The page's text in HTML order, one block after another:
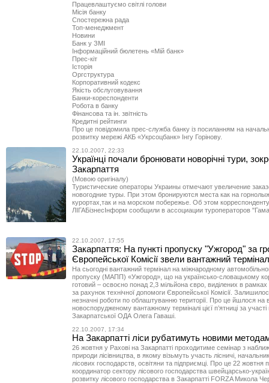
Працевлаштуємо світлі голови
Місія банку
Спостережна рада
Топ-менеджмент
Новини
Банк у ЗМІ
Інформаційний бюлетень «Мій банк»
Прес-кіт
Історія
Оргструктура
Корпоративний кодекс
Якість обслуговування
Банки-кореспонденти
Робота в банку
Фінансова та ін. звітність
Кредитні рейтинги
Про це повідомила прес-служба банку із посиланням на
розвитку мережі АКБ «Укрсоцбанк» Інгу Горінову.
22.10.2007, 22:33
Українці почали бронювати новорічні тури,
Закарпаття
(Мовою оригіналу)
Туристические операторы Украины отмечают увеличение
новогодние туры. При этом бронируются места как на
курортах,так и на морском побережье. Об этом корреспонденту
ЛІГАБізнесІнформ сообщили в ассоциации туроператоров
22.10.2007, 17:55
Закарпаття: На пункті пропуску "Ужгород" за
Європейської Комісії звели вантажний термінал
На сьогодні вантажний термінал на міжнародному
пропуску (МАПП) «Ужгород», що на українсько-словацькому
готовий – освоєно понад 2,3 мільйона євро, виділених в рамках
за рахунок технічної допомоги Європейської Комісії.
незначні роботи по облаштуванню території. Про це йшлося на
новоспорудженому вантажному терміналі цієї п’ятниці за участі
Закарпатської ОДА Олега Гаваші.
22.10.2007, 17:34
На Закарпатті ліси рубатимуть новими
26 жовтня у Рахові на Закарпатті проходитиме семінар з
природи лісівництва, в якому візьмуть участь лісничі,
лісових господарств, освітяни та підприємці. Про це 22 жовтня
координатор сектору лісового господарства швейцарсько-
розвитку лісового господарства в Закарпатті FORZA Микола